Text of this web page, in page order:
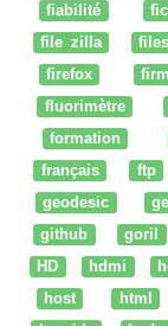
fiabilité
file zilla
files
firefox
fluorimètre
formation
français
ftp
geodesic
github
goril
HD
hdmi
host
html